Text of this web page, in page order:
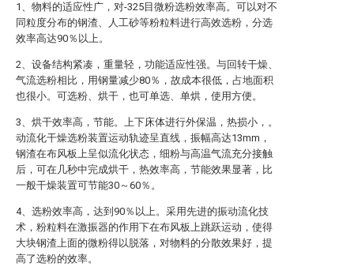
1、物料的适应性广，对-325目微粉选粉效率高。可以对不
同粒度分布的钢渣、人工砂等粉粒料进行高效选粉，分选
效率高达90％以上。
2、设备结构紧凑，重量轻，功能适应性强。与回转干燥、
气流选粉相比，用钢量减少80％，故成本很低，占地面积
也很小。可选粉、烘干，也可单选、单烘，使用方便。
3、烘干效率高，节能。上下床体进行外保温，热损小，。
动流化干燥选粉装置运动轨迹呈直线，振幅高达13mm，
钢渣在布风板上呈似流化状态，细粉与高温气流充分接触
后，可在几秒中完成烘干，热效率高，节能效果显著，比
一般干燥装置可节能30～60％。
4、选粉效率高，达到90％以上。采用先进的振动流化技
术，粉粒料在激振器的作用下在布风板上跳跃运动，使得
大块钢渣上面的微粉得以脱落，对物料的分散效果好，提
高了选粉的效率。